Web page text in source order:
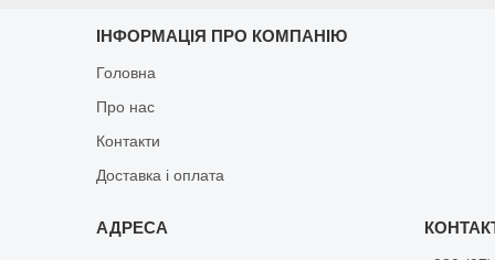
ІНФОРМАЦІЯ ПРО КОМПАНІЮ
Головна
Про нас
Контакти
Доставка і оплата